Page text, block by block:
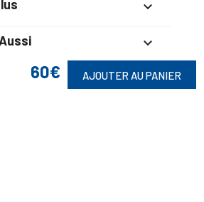
60€ AJOUTER AU PANIER

